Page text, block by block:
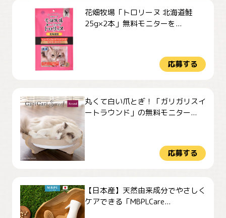
花畑牧場「トロリーヌ 北海道鮭
25g×2本」無料モニターを...
応募する
丸くて白い爪とぎ！「ガリガリスイ
ートラウンド」の無料モニター...
応募する
【日本産】天然由来成分でやさしく
ケアできる「MBPLCare...